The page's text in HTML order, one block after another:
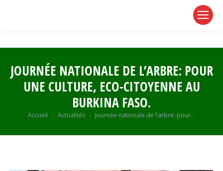
JOURNÉE NATIONALE DE L’ARBRE: POUR
UNE CULTURE, ECO-CITOYENNE AU
BURKINA FASO.
Vous êtes ici :
Accueil Actualités Journée nationale de l’arbre: pour…